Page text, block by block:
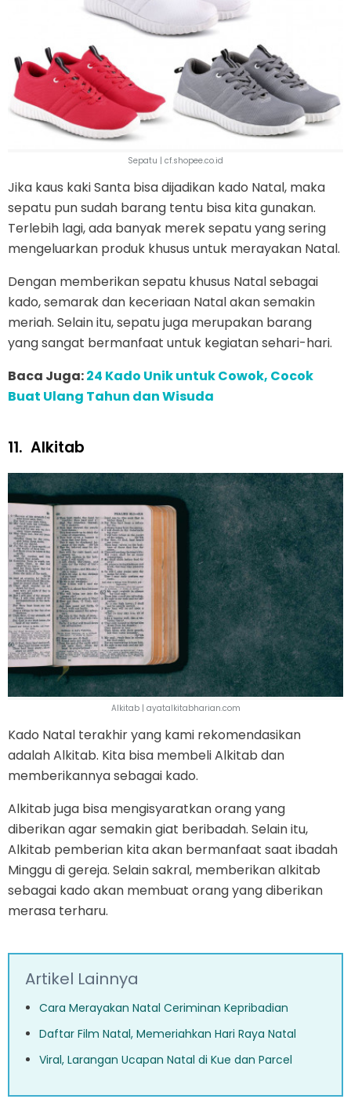
Sepatu | cf.shopee.co.id
Jika kaus kaki Santa bisa dijadikan kado Natal, maka
sepatu pun sudah barang tentu bisa kita gunakan.
Terlebih lagi, ada banyak merek sepatu yang sering
mengeluarkan produk khusus untuk merayakan Natal.
Dengan memberikan sepatu khusus Natal sebagai
kado, semarak dan keceriaan Natal akan semakin
meriah. Selain itu, sepatu juga merupakan barang
yang sangat bermanfaat untuk kegiatan sehari-hari.
Baca Juga:24 Kado Unik untuk Cowok, Cocok
Buat Ulang Tahun dan Wisuda
11. Alkitab
Alkitab | ayatalkitabharian.com
Kado Natal terakhir yang kami rekomendasikan
adalah Alkitab. Kita bisa membeli Alkitab dan
memberikannya sebagai kado.
Alkitab juga bisa mengisyaratkan orang yang
diberikan agar semakin giat beribadah. Selain itu,
Alkitab pemberian kita akan bermanfaat saat ibadah
Minggu di gereja. Selain sakral, memberikan alkitab
sebagai kado akan membuat orang yang diberikan
merasa terharu.
Artikel Lainnya
Cara Merayakan Natal Ceriminan Kepribadian
Daftar Film Natal, Memeriahkan Hari Raya Natal
Viral, Larangan Ucapan Natal di Kue dan Parcel